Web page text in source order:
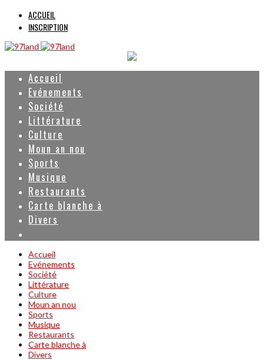
ACCUEIL
INSCRIPTION
Accueil
Evénements
Société
Littérature
Culture
Moun an nou
Sports
Musique
Restaurants
Carte blanche à
Divers
Accueil
Evénements
Société
Littérature
Culture
Moun an nou
Sports
Musique
Restaurants
Carte blanche à
Divers